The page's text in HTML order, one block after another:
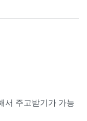
서 주고받기가 가능